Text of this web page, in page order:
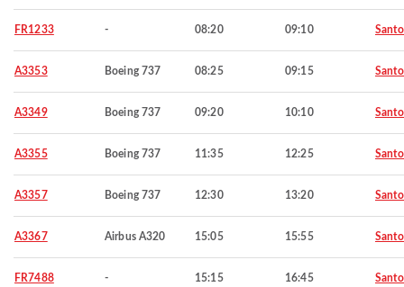
FR1233 - 08:20 09:10
A3353 Boeing 737 08:25 09:15
A3349 Boeing 737 09:20 10:10
A3355 Boeing 737 11:35 12:25
A3357 Boeing 737 12:30 13:20
A3367 Airbus A320 15:05 15:55
FR7488 - 15:15 16:45